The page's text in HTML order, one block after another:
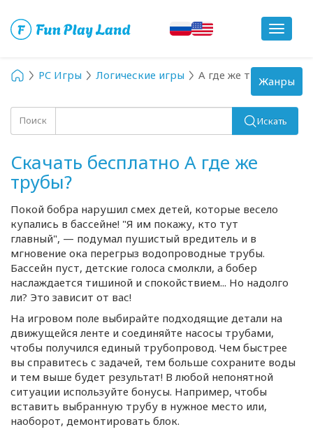
Toggle
PC Игры Логические игры А где же трубы?
Поиск Искать
Скачать бесплатно А где же
трубы?
Покой бобра нарушил смех детей, которые весело
купались в бассейне! "Я им покажу, кто тут
главный", — подумал пушистый вредитель и в
мгновение ока перегрыз водопроводные трубы.
Бассейн пуст, детские голоса смолкли, а бобер
наслаждается тишиной и спокойствием... Но надолго
ли? Это зависит от вас!
На игровом поле выбирайте подходящие детали на
движущейся ленте и соединяйте насосы трубами,
чтобы получился единый трубопровод. Чем быстрее
вы справитесь с задачей, тем больше сохраните воды
и тем выше будет результат! В любой непонятной
ситуации используйте бонусы. Например, чтобы
вставить выбранную трубу в нужное место или,
наоборот, демонтировать блок.
Toggle
navigation
Жанры